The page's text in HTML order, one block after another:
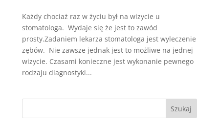
Każdy chociaż raz w życiu był na wizycie u
stomatologa. Wydaje się że jest to zawód
prosty.Zadaniem lekarza stomatologa jest wyleczenie
zębów. Nie zawsze jednak jest to możliwe na jednej
wizycie. Czasami konieczne jest wykonanie pewnego
rodzaju diagnostyki...